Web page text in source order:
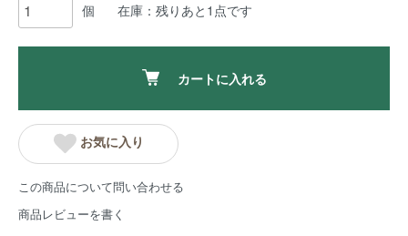
個 在庫：残りあと1点です
カートに入れる
お気に入り
この商品について問い合わせる
商品レビューを書く